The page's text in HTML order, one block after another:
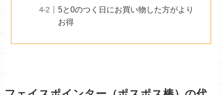
5と0のつく日にお買い物した方がより
お得